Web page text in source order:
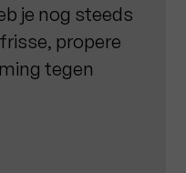
je nog steeds
propere
tegen